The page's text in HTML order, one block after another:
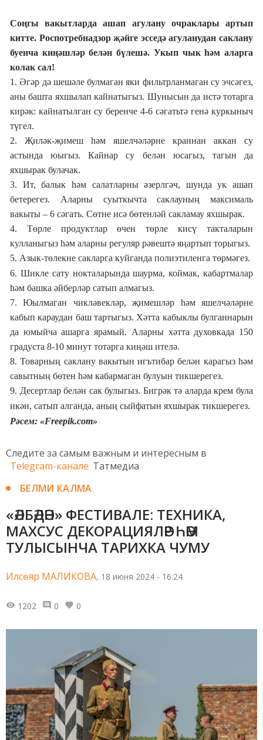
Соңгы вакытларда ашап агулану очраклары артып
китте. Роспотребнадзор җәйге эсседә агуланудан саклану
буенча киңәшләр белән бүлешә. Укып чык һәм аларга
колак сал!
1. Әгәр дә шешәле булмаган яки фильтрланмаган су эчсәгез,
аны башта яхшылап кайнатыгыз. Шунысын да истә тотарга
кирәк: кайнатылган су беренче 4-6 сәгатьтә генә куркыныч
түгел.
2. Җиләк-җимеш һәм яшелчәләрне краннан аккан су
астында юыгыз. Кайнар су белән юсагыз, тагын да
яхшырак булачак.
3. Ит, балык һәм салатларны әзерлгәч, шунда ук ашап
бетерегез. Аларны суыткычта саклауның максималь
вакыты – 6 сәгать. Сөтне исә бөтенләй сакламау яхшырак.
4. Төрле продуктлар өчен төрле кисү такталарын
кулланыгыз һәм аларны регуляр рәвештә яңартып торыгыз.
5. Азык-төлекне сакларга куйганда полиэтиленга төрмәгез.
6. Шикле сату нокталарында шаурма, коймак, кабартмалар
һәм башка әйберләр сатып алмагыз.
7. Юылмаган чикләвекләр, җимешләр һәм яшелчәләрне
кабып караудан баш тартыгыз. Хәтта кабыклы булганнарын
да юмыйча ашарга ярамый. Аларны хәтта духовкада 150
градуста 8-10 минут тотарга киңәш ителә.
8. Товарның саклану вакытын игътибар белән карагыз һәм
савытның бөтен һәм кабармаган булуын тикшерегез.
9. Десертларбелән сак булыгыз. Бигрәк тә аларда крем була
икән, сатып алганда, аның сыйфатын яхшырак тикшерегез.
Рәсем: «Freepik.com»
Следите за самым важным и интересным в
Telegram-канале Татмедиа
БЕЛМИ КАЛМА
«ӘЛБӘДӘН» ФЕСТИВАЛЕ: ТЕХНИКА,
МАХСУС ДЕКОРАЦИЯЛӘР ҺӘМ
ТУЛЫСЫНЧА ТАРИХКА ЧУМУ
Илсөяр МАЛИКОВА, 18 июня 2024 - 16:24
1202 0 0